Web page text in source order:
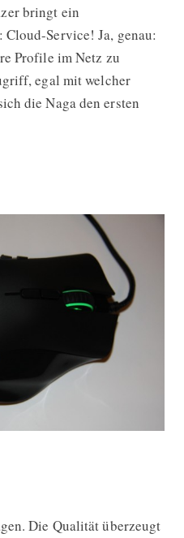
bringt ein
Service! Ja, genau:
Profile im Netz zu
egal mit welcher
die Naga den ersten
Die Qualität überzeugt